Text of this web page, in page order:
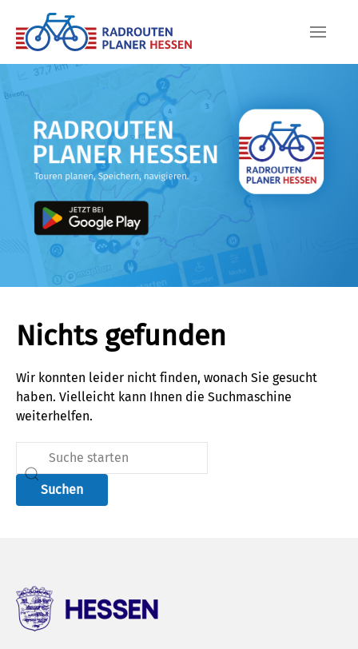
Skip to main content
Nichts gefunden
Wir konnten leider nicht finden, wonach Sie gesucht
haben. Vielleicht kann Ihnen die Suchmaschine
weiterhelfen.
Suchen